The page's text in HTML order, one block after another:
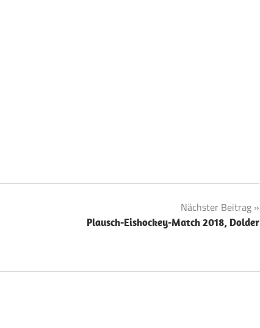
Nächster Beitrag
Plausch-Eishockey-Match 2018, Dolder